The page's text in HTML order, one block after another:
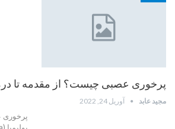
پرخوری عصبی چیست؟ از مقدمه تا
مجید عابد آوریل 24, 2022
پرخوری